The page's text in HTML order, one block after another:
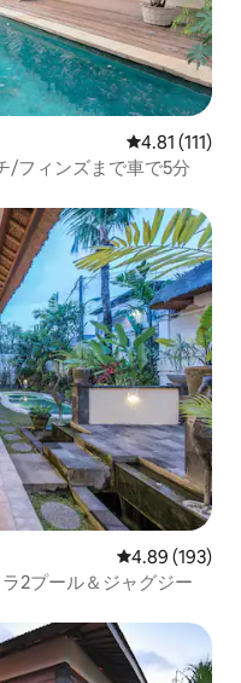
レビュー111
4.81 (111)
/フィンズまで車で5分
レビュー193
4.89 (193)
2プール＆ジャグジー